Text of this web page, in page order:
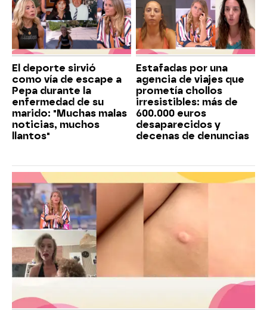
El deporte sirvió
como vía de escape a
Pepa durante la
enfermedad de su
marido: "Muchas malas
noticias, muchos
llantos"
Estafadas por una
agencia de viajes que
prometía chollos
irresistibles: más de
600.000 euros
desaparecidos y
decenas de denuncias